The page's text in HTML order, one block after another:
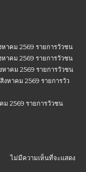
าคม 2569 รายการวัวชน
าคม 2569 รายการวัวชน
าคม 2569 รายการวัวชน
หาคม 2569 รายการวัว
2569 รายการวัวชน
ไม่มีความเห็นที่จะแสดง